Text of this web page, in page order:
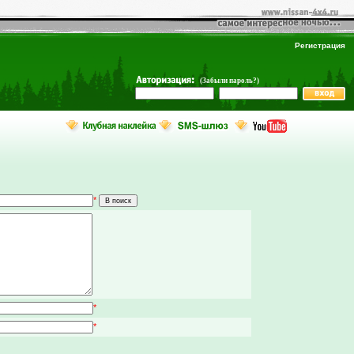
Регистрация
(Забыли пароль?)
*
*
*